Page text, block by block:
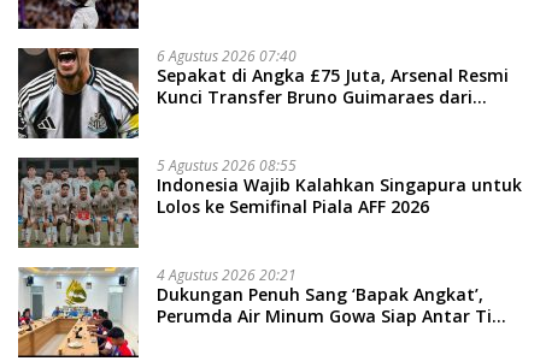
6 Agustus 2026 07:40
Sepakat di Angka £75 Juta, Arsenal Resmi
Kunci Transfer Bruno Guimaraes dari
5 Agustus 2026 08:55
Indonesia Wajib Kalahkan Singapura untuk
Lolos ke Semifinal Piala AFF 2026
4 Agustus 2026 20:21
Dukungan Penuh Sang ‘Bapak Angkat’,
Perumda Air Minum Gowa Siap Antar Tim